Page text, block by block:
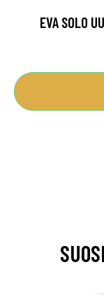
EVA SOLO